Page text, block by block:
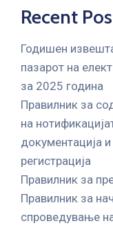
Recent
Годишен
пазарот на
за 2025 година
Правилник за
на
документација
регистрација
Правилник за
Правилник за
спроведување